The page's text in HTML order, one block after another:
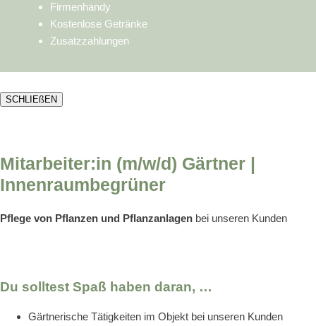
Firmenhandy
Kostenlose Getränke
Zusatzzahlungen
SCHLIEßEN
Mitarbeiter:in (m/w/d) Gärtner |
Innenraumbegrüner
Pflege von Pflanzen und Pflanzanlagen bei unseren Kunden
Du solltest Spaß haben daran, …
Gärtnerische Tätigkeiten im Objekt bei unseren Kunden